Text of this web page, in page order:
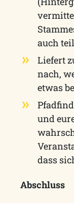
auch
Liefert
nach,
etwas
und
dass
Abschluss